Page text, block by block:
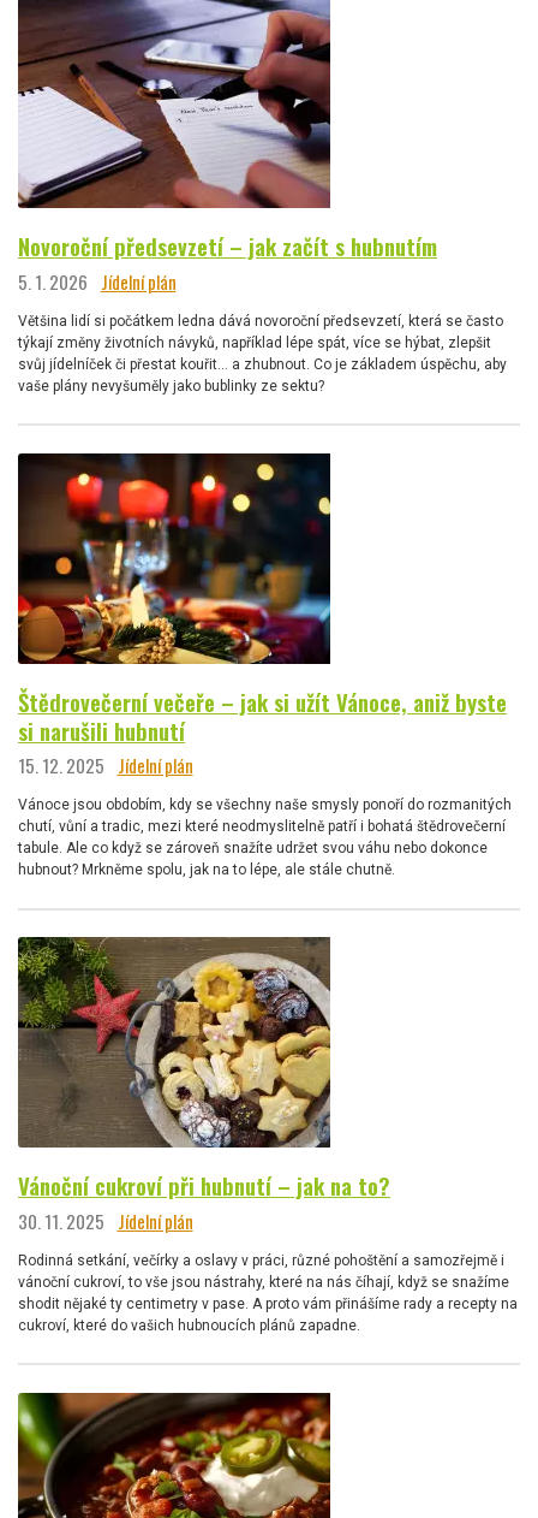
Novoroční předsevzetí – jak začít s hubnutím
5. 1. 2026 Jídelní plán
Většina lidí si počátkem ledna dává novoroční předsevzetí, která se často
týkají změny životních návyků, například lépe spát, více se hýbat, zlepšit
svůj jídelníček či přestat kouřit… a zhubnout. Co je základem úspěchu, aby
vaše plány nevyšuměly jako bublinky ze sektu?
Štědrovečerní večeře – jak si užít Vánoce, aniž byste
si narušili hubnutí
15. 12. 2025 Jídelní plán
Vánoce jsou obdobím, kdy se všechny naše smysly ponoří do rozmanitých
chutí, vůní a tradic, mezi které neodmyslitelně patří i bohatá štědrovečerní
tabule. Ale co když se zároveň snažíte udržet svou váhu nebo dokonce
hubnout? Mrkněme spolu, jak na to lépe, ale stále chutně.
Vánoční cukroví při hubnutí – jak na to?
30. 11. 2025 Jídelní plán
Rodinná setkání, večírky a oslavy v práci, různé pohoštění a samozřejmě i
vánoční cukroví, to vše jsou nástrahy, které na nás číhají, když se snažíme
shodit nějaké ty centimetry v pase. A proto vám přinášíme rady a recepty na
cukroví, které do vašich hubnoucích plánů zapadne.